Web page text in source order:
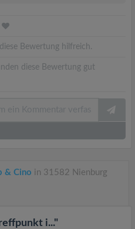
Bewertung hilfreich.
diese Bewertung gut
& Cino in 31582 Nienburg
i..."